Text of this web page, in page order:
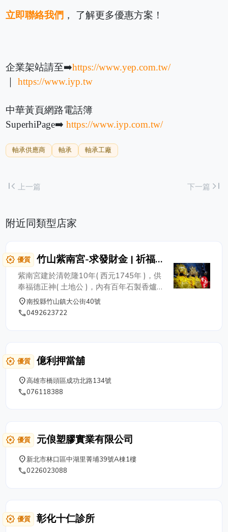
立即聯絡我們 ， 了解更多優惠方案！
企業架站請至➡️https://www.yep.com.tw/
｜https://www.iyp.tw
中華黃頁網路電話簿
SuperhiPage➡️https://www.iyp.com.tw/
軸承供應商 軸承 軸承工廠
first_page上一篇 下一篇 last_page
附近同類型店家
award_star 優質
竹山紫南宮-求發財金 | 祈福
金雞 | 光明燈
紫南宮建於清乾隆10年( 西元1745年 )，供
奉福德正神( 土地公 )，內有百年石製香爐
及石頭公，民眾們求發財金及金雞，乞求如
願發財疏困，因此常發生有民眾借得發財金
海。 另外，紫南宮的另一大特色就是每年
舉辦大規模的添丁還願吃丁酒( 雞酒 )活
動，起初是由早年婦女們求添丁而如願傳承
下來的感恩活動。 最特別的是紫南宮內設
有造價三千多萬的七星級竹筍化妝室，不論
2623722
place南投縣竹山鎮大公街40號
phone0492623722
award_star 優質 億利押當舖
place高雄市橋頭區成功北路134號
phone076118388
award_star 優質 元俍塑膠實業有限公司
place新北市林口區中湖里菁埔39號A棟1樓
phone0226023088
award_star 優質 彰化十仁診所